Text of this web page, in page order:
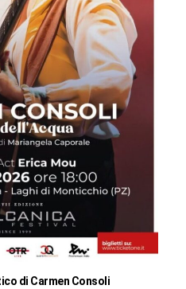
di Carmen Consoli